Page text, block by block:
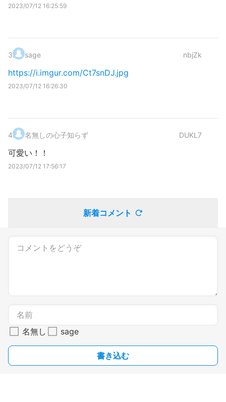
2023/07/12 16:25:59
3. sage nbjZk
https://i.imgur.com/Ct7snDJ.jpg
2023/07/12 16:26:30
4. 名無しの心子知らず DUKL7
可愛い！！
2023/07/12 17:56:17
新着コメント
名無し sage
書き込む